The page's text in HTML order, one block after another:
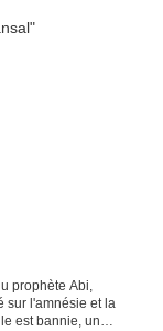
prophète Abi,
sur l'amnésie et la
est bannie, un